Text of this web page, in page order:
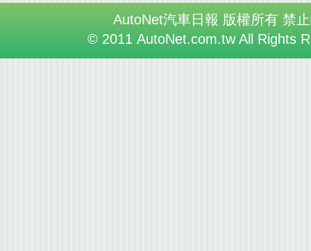
AutoNet汽車日報 版權所有 禁
© 2011 AutoNet.com.tw All Rights